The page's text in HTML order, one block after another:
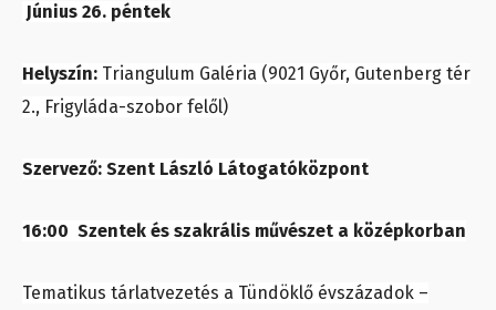
Június 26. péntek
Helyszín: Triangulum Galéria (9021 Győr, Gutenberg tér
2., Frigyláda-szobor felől)
Szervező: Szent László Látogatóközpont
16:00 Szentek és szakrális művészet a középkorban
Tematikus tárlatvezetés a Tündöklő évszázadok –